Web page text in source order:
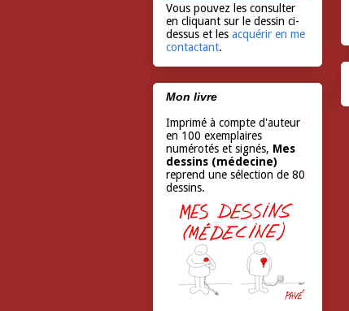
Vous pouvez les consulter
en cliquant sur le dessin ci-
dessus et les acquérir en me
contactant.
Mon livre
Imprimé à compte d'auteur
en 100 exemplaires
numérotés et signés, Mes
dessins (médecine)
reprend une sélection de 80
dessins.